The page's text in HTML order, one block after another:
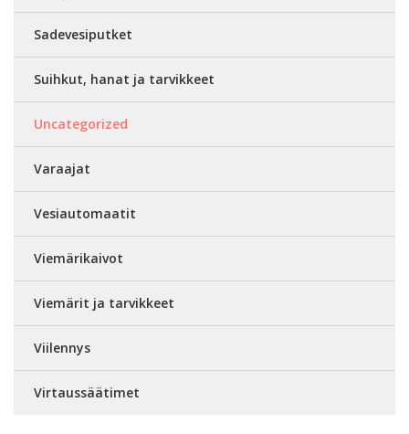
Sadevesiputket
Suihkut, hanat ja tarvikkeet
Uncategorized
Varaajat
Vesiautomaatit
Viemärikaivot
Viemärit ja tarvikkeet
Viilennys
Virtaussäätimet